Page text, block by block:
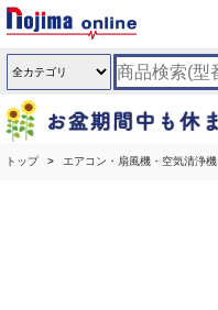
トップ エアコン・扇風機・空気清浄機